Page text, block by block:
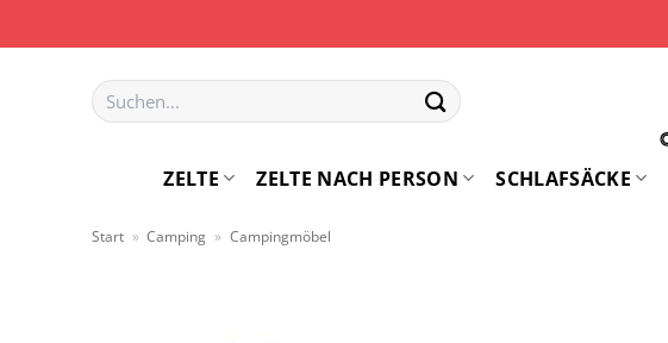
Inhalt
Suchen
nach:
ZELTE ZELTE NACH PERSON SCHLAFSÄCKE
Start » Camping » Campingmöbel